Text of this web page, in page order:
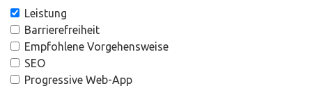
Leistung
Barrierefreiheit
Empfohlene Vorgehensweise
SEO
Progressive Web-App